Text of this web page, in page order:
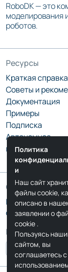
RoboDK — это
моделирования
роботов.
Ресурсы
Краткая справка
Советы и
Документация
Примеры
Подписка
Автономное
Сообщество
Блог RoboDK
Форум RoboDK
Мы в соцсетях
Политика
и
Наш сайт
файлы cookie,
описано в
заявлении о
cookie .
Пользуясь
сайтом, вы
соглашаетесь с